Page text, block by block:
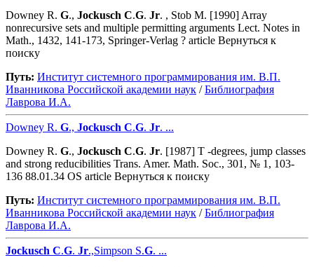
Downey R. G., Jockusch C.G. Jr. , Stob M. [1990] Array
nonrecursive sets and multiple permitting arguments Lect. Notes in
Math., 1432, 141-173, Springer-Verlag ? article Вернуться к
поиску
Путь: Институт системного программирования им. В.П.
Иванникова Роcсийской академии наук /Библиография
Лаврова И.А.
Downey R. G., Jockusch C.G. Jr. ...
Downey R. G., Jockusch C.G. Jr. [1987] T -degrees, jump classes
and strong reducibilities Trans. Amer. Math. Soc., 301, № 1, 103-
136 88.01.34 OS article Вернуться к поиску
Путь: Институт системного программирования им. В.П.
Иванникова Роcсийской академии наук /Библиография
Лаврова И.А.
Jockusch C.G. Jr.,Simpson S.G. ...